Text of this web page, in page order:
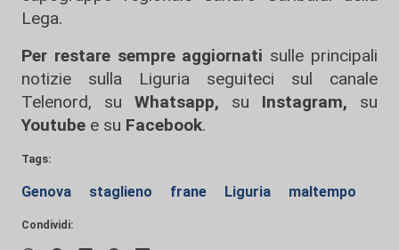
Lega.
Per restare sempre aggiornati sulle principali
notizie sulla Liguria seguiteci sul canale
Telenord, su
Whatsapp, su Instagram, su
Youtube e su Facebook.
Tags:
Genova staglieno frane Liguria maltempo
Condividi: